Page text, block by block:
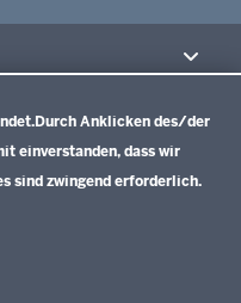
Durch Anklicken des/der
einverstanden, dass wir
sind zwingend erforderlich.